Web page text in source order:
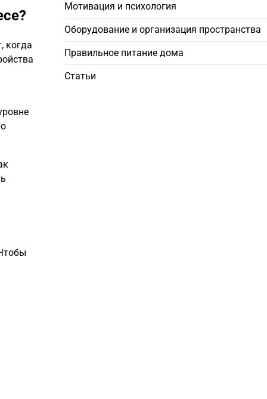
когда
Мотивация и психология
Оборудование и организация пространства
Правильное питание дома
Статьи